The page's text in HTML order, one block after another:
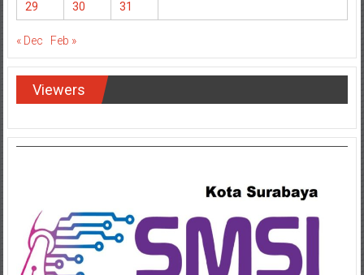
29 30 31
« Dec Feb »
Viewers